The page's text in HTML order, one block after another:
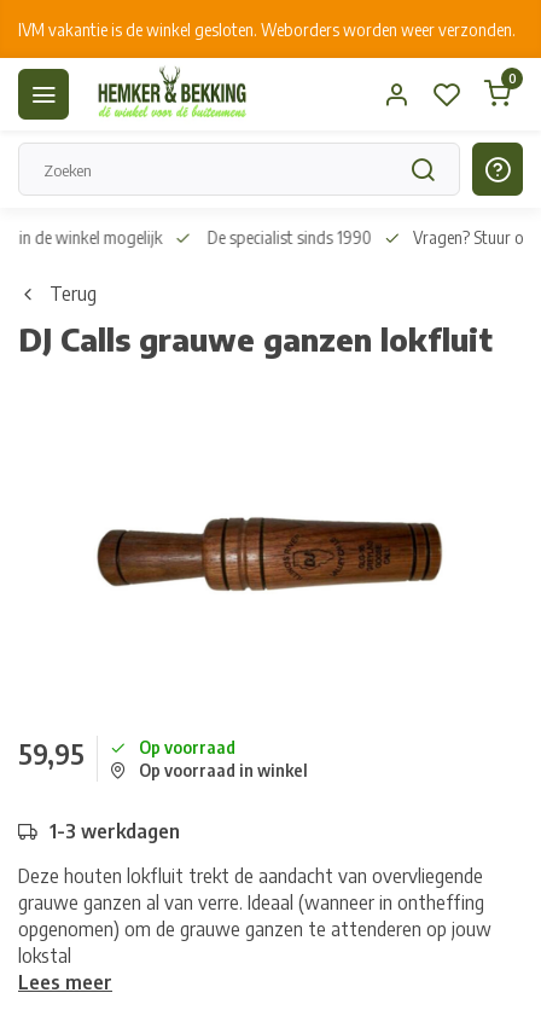
IVM vakantie is de winkel gesloten. Weborders worden weer verzonden.
0
in de winkel mogelijk De specialist sinds 1990 Vragen? Stuur
Terug
DJ Calls grauwe ganzen lokfluit
59,95
Op voorraad
Op voorraad in winkel
1-3 werkdagen
Deze houten lokfluit trekt de aandacht van overvliegende
grauwe ganzen al van verre. Ideaal (wanneer in ontheffing
opgenomen) om de grauwe ganzen te attenderen op jouw
lokstal
Lees meer